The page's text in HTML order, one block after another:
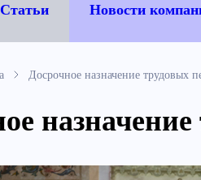
Статьи Новости
Досрочное назначение трудовых